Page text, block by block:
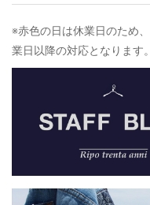
※赤色の日は休業日のため
業日以降の対応となります。